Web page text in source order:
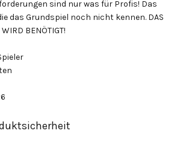
sind nur was für Profis! Das
das Grundspiel noch nicht kennen. DAS
BENÖTIGT!